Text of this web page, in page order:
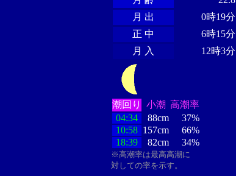
月 出
0時19分
正 中
6時15分
月 入
12時3分
潮回り 小潮 高潮率
04:34
88cm
37%
10:58 157cm
66%
18:39
82cm 34%
※高潮率は最高高潮に
対しての率を示す。